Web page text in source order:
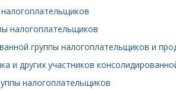
налогоплательщиков
группы налогоплательщиков и
и других участников
налогоплательщиков